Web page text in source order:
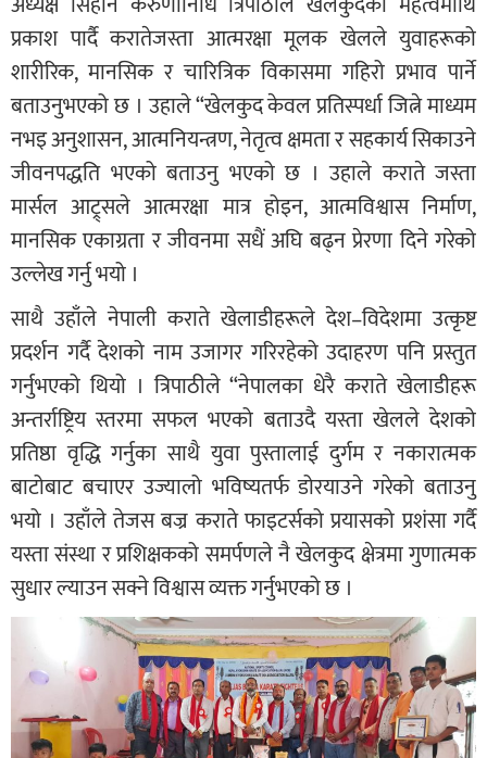
प्रकाश पार्दै करातेजस्ता आत्मरक्षा मूलक खेलले युवाहरूको
शारीरिक, मानसिक र चारित्रिक विकासमा गहिरो प्रभाव पार्ने
बताउनुभएको छ । उहाले “खेलकुद केवल प्रतिस्पर्धा जित्ने माध्यम
नभइ अनुशासन, आत्मनियन्त्रण, नेतृत्व क्षमता र सहकार्य सिकाउने
जीवनपद्धति भएको बताउनु भएको छ । उहाले कराते जस्ता
मार्सल आट्र्सले आत्मरक्षा मात्र होइन, आत्मविश्वास निर्माण,
मानसिक एकाग्रता र जीवनमा सधैं अघि बढ्न प्रेरणा दिने गरेको
उल्लेख गर्नु भयो ।
साथै उहाँले नेपाली कराते खेलाडीहरूले देश–विदेशमा उत्कृष्ट
प्रदर्शन गर्दै देशको नाम उजागर गरिरहेको उदाहरण पनि प्रस्तुत
गर्नुभएको थियो । त्रिपाठीले “नेपालका धेरै कराते खेलाडीहरू
अन्तर्राष्ट्रिय स्तरमा सफल भएको बताउदै यस्ता खेलले देशको
प्रतिष्ठा वृद्धि गर्नुका साथै युवा पुस्तालाई दुर्गम र नकारात्मक
बाटोबाट बचाएर उज्यालो भविष्यतर्फ डोरयाउने गरेको बताउनु
भयो । उहाँले तेजस बज्र कराते फाइटर्सको प्रयासको प्रशंसा गर्दै
यस्ता संस्था र प्रशिक्षकको समर्पणले नै खेलकुद क्षेत्रमा गुणात्मक
सुधार ल्याउन सक्ने विश्वास व्यक्त गर्नुभएको छ ।